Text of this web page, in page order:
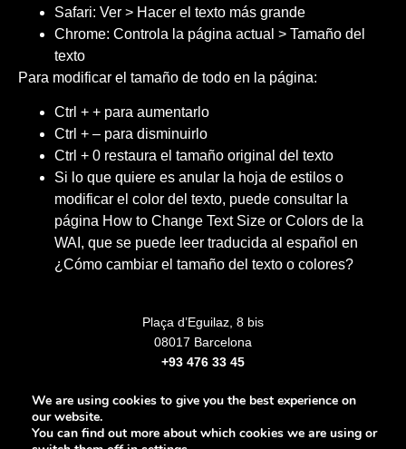
Safari: Ver > Hacer el texto más grande
Chrome: Controla la página actual > Tamaño del
texto
Para modificar el tamaño de todo en la página:
Ctrl + + para aumentarlo
Ctrl + – para disminuirlo
Ctrl + 0 restaura el tamaño original del texto
Si lo que quiere es anular la hoja de estilos o
modificar el color del texto, puede consultar la
página How to Change Text Size or Colors de la
WAI, que se puede leer traducida al español en
¿Cómo cambiar el tamaño del texto o colores?
Plaça d’Eguilaz, 8 bis
08017 Barcelona
+93 476 33 45
Legal notice Privacy Policy Cookies Policy
We are using cookies to give you the best experience on
our website.
You can find out more about which cookies we are using or